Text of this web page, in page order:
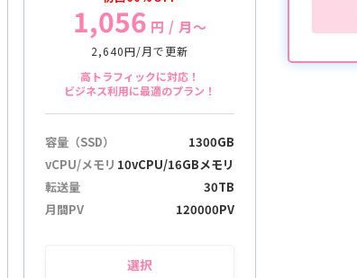
1,056 円 / 月〜
2,640円/月で更新
高トラフィックに対応！
ビジネス利用に最適のプラン！
容量（SSD）
1300GB
vCPU/メモリ 10vCPU/16GBメモリ
転送量
30TB
月間PV
120000PV
選択